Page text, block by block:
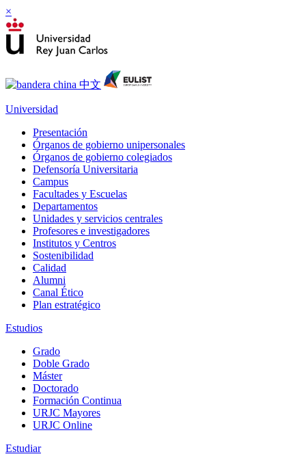
×
Universidad
Presentación
Órganos de gobierno unipersonales
Órganos de gobierno colegiados
Defensoría Universitaria
Campus
Facultades y Escuelas
Departamentos
Unidades y servicios centrales
Profesores e investigadores
Institutos y Centros
Sostenibilidad
Calidad
Alumni
Canal Ético
Plan estratégico
Estudios
Grado
Doble Grado
Máster
Doctorado
Formación Continua
URJC Mayores
URJC Online
Estudiar